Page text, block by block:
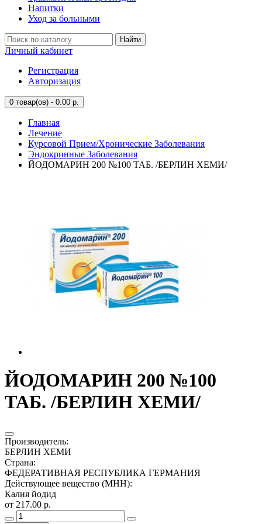
Напитки
Уход за больными
Найти
Личный кабинет
Регистрация
Авторизация
0 товар(ов) - 0.00 р.
Главная
Лечение
Курсовой Прием/Хронические Заболевания
Эндокринные Заболевания
ЙОДОМАРИН 200 №100 ТАБ. /БЕРЛИН ХЕМИ/
ЙОДОМАРИН 200 №100
ТАБ. /БЕРЛИН ХЕМИ/
Производитель:
БЕРЛИН ХЕМИ
Страна:
ФЕДЕРАТИВНАЯ РЕСПУБЛИКА ГЕРМАНИЯ
Действующее вещество (МНН):
Калия йодид
от 217.00 р.